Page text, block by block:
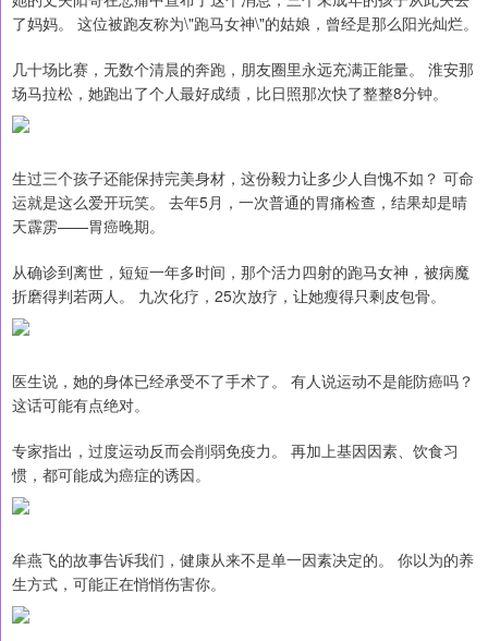
了妈妈。 这位被跑友称为\"跑马女神\"的姑娘，曾经是那么阳光灿烂。
几十场比赛，无数个清晨的奔跑，朋友圈里永远充满正能量。 淮安那
场马拉松，她跑出了个人最好成绩，比日照那次快了整整8分钟。
生过三个孩子还能保持完美身材，这份毅力让多少人自愧不如？ 可命
运就是这么爱开玩笑。 去年5月，一次普通的胃痛检查，结果却是晴
天霹雳——胃癌晚期。
从确诊到离世，短短一年多时间，那个活力四射的跑马女神，被病魔
折磨得判若两人。 九次化疗，25次放疗，让她瘦得只剩皮包骨。
医生说，她的身体已经承受不了手术了。 有人说运动不是能防癌吗？
这话可能有点绝对。
专家指出，过度运动反而会削弱免疫力。 再加上基因因素、饮食习
惯，都可能成为癌症的诱因。
牟燕飞的故事告诉我们，健康从来不是单一因素决定的。 你以为的养
生方式，可能正在悄悄伤害你。